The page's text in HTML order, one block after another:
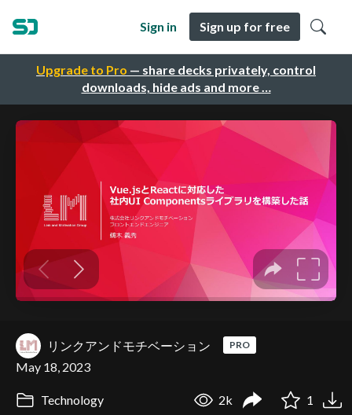
Upgrade to Pro — share decks privately, control
downloads, hide ads and more …
Sign in Sign up for free
リンクアンドモチベーション PRO
May 18, 2023
Technology 2k 1